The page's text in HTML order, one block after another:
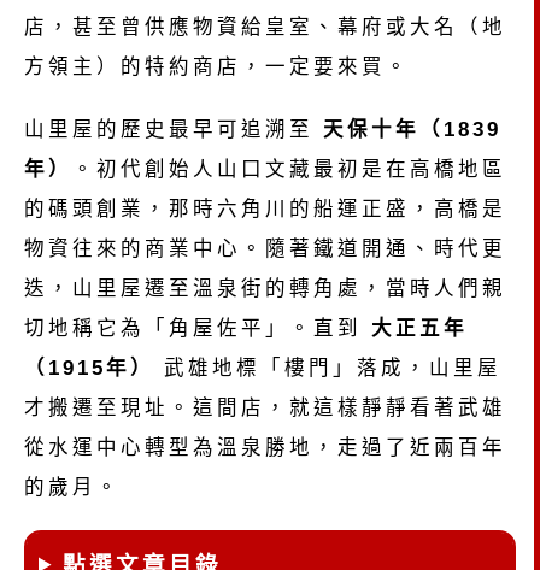
店，甚至曾供應物資給皇室、幕府或大名（地
方領主）的特約商店，一定要來買。
山里屋的歷史最早可追溯至 天保十年（1839
年）
。初代創始人山口文藏最初是在高橋地區
的碼頭創業，那時六角川的船運正盛，高橋是
物資往來的商業中心。隨著鐵道開通、時代更
迭，山里屋遷至溫泉街的轉角處，當時人們親
切地稱它為「角屋佐平」。直到 大正五年
（1915年）
武雄地標「樓門」落成，山里屋
才搬遷至現址。這間店，就這樣靜靜看著武雄
從水運中心轉型為溫泉勝地，走過了近兩百年
的歲月。
點選文章目錄